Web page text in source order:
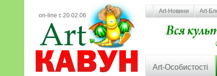
on-line с 20.02.06
Art-Новини Art-
Art-Особистості